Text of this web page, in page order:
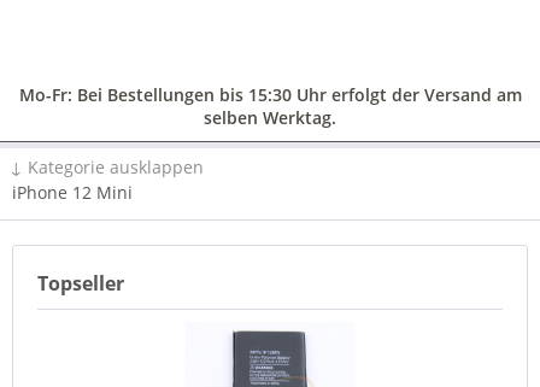
Mo-Fr: Bei Bestellungen bis 15:30 Uhr erfolgt der Versand am
selben Werktag.
↓ Kategorie ausklappen
iPhone 12 Mini
Topseller